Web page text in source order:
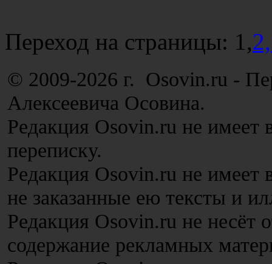
Переход на страницы: 1,2,
© 2009-2026 г. Osovin.ru -
Алексеевича Осовина.
Редакция Osovin.ru не имеет
переписку.
Редакция Osovin.ru не имеет
не заказанные ею тексты и
Редакция Osovin.ru не несёт
содержание рекламных